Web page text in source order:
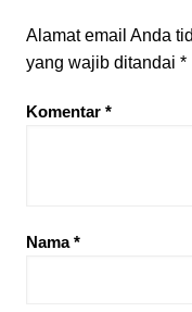
Alamat email Anda
yang wajib ditandai *
Komentar *
Nama*